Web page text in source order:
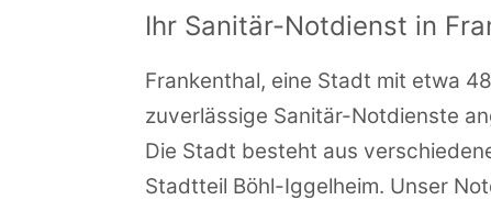
Ihr Sanitär-Notdienst in
Frankenthal, eine Stadt mit etwa
zuverlässige Sanitär-Notdienste
Die Stadt besteht aus
Stadtteil Böhl-Iggelheim. Unser